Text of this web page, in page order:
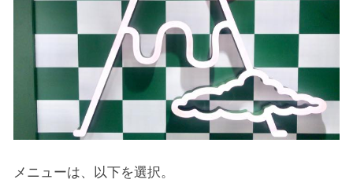
メニューは、以下を選択。